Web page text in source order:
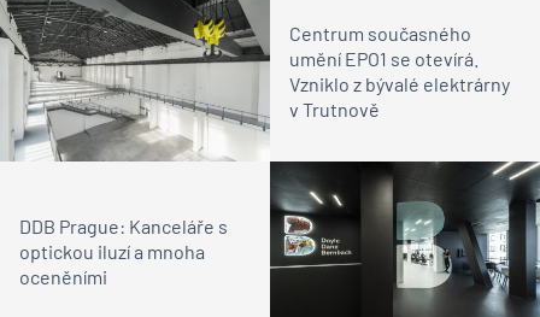
Centrum současného
umění EPO1 se otevírá.
Vzniklo z bývalé elektrárny
v Trutnově
DDB Prague: Kanceláře s
optickou iluzí a mnoha
oceněními